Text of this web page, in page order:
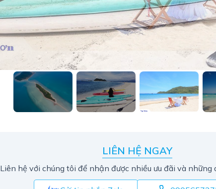
LIÊN HỆ NGAY
Liên hệ với chúng tôi để nhận được nhiều ưu đãi và những